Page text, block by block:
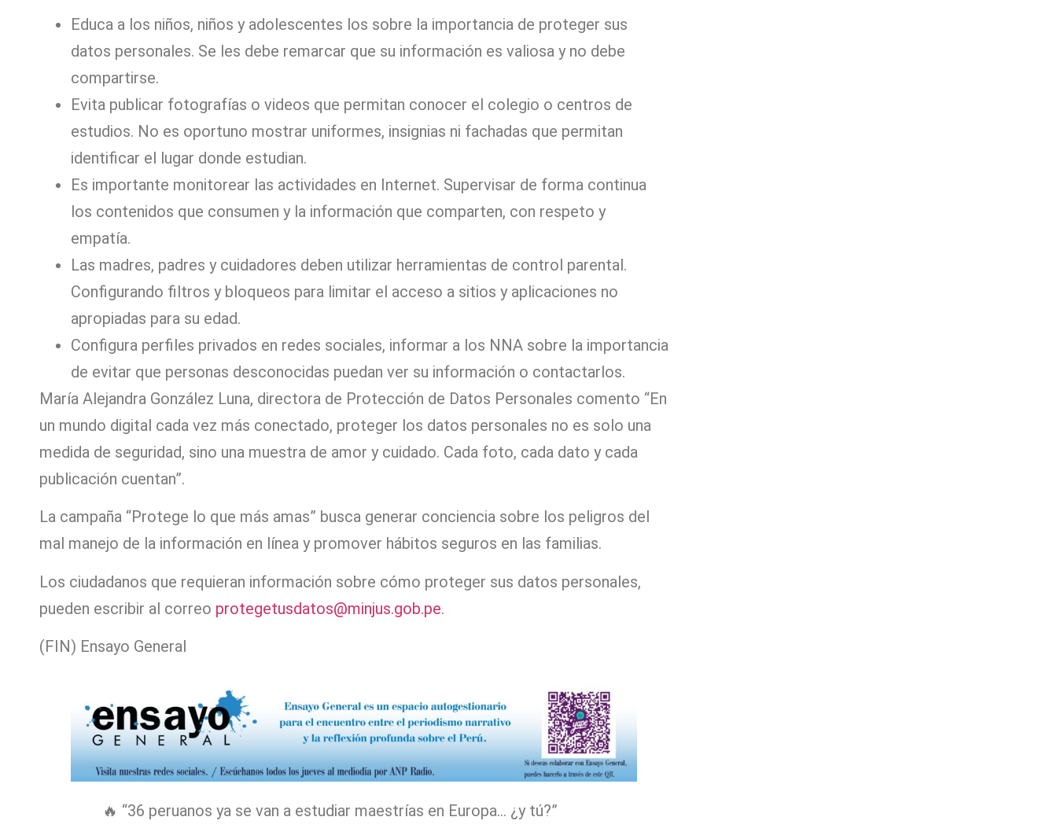
Educa a los niños, niños y adolescentes los sobre la importancia de proteger sus
datos personales. Se les debe remarcar que su información es valiosa y no debe
compartirse.
Evita publicar fotografías o videos que permitan conocer el colegio o centros de
estudios. No es oportuno mostrar uniformes, insignias ni fachadas que permitan
identificar el lugar donde estudian.
Es importante monitorear las actividades en Internet. Supervisar de forma continua
los contenidos que consumen y la información que comparten, con respeto y
empatía.
Las madres, padres y cuidadores deben utilizar herramientas de control parental.
Configurando filtros y bloqueos para limitar el acceso a sitios y aplicaciones no
apropiadas para su edad.
Configura perfiles privados en redes sociales, informar a los NNA sobre la importancia
de evitar que personas desconocidas puedan ver su información o contactarlos.
María Alejandra González Luna, directora de Protección de Datos Personales comento “En
un mundo digital cada vez más conectado, proteger los datos personales no es solo una
medida de seguridad, sino una muestra de amor y cuidado. Cada foto, cada dato y cada
publicación cuentan”.
La campaña “Protege lo que más amas” busca generar conciencia sobre los peligros del
mal manejo de la información en línea y promover hábitos seguros en las familias.
Los ciudadanos que requieran información sobre cómo proteger sus datos personales,
pueden escribir al correo protegetusdatos@minjus.gob.pe.
(FIN) Ensayo General
🔥 “36 peruanos ya se van a estudiar maestrías en Europa… ¿y tú?”